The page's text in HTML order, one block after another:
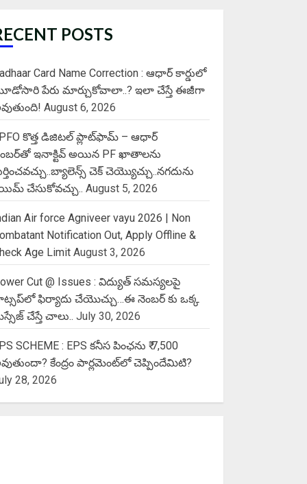
POSTS
Card Name Correction : ఆధార్ కార్డులో
పేరు మార్చుకోవాలా..? ఇలా చేస్తే ఈజీగా
August 6, 2026
కొత్త డిజిటల్ ప్లాట్‌ఫామ్‌ – ఆధార్
ఇనాక్టివ్ అయిన PF ఖాతాలను
చెక్ చెయ్యొచ్చు..నగదును
చేసుకోవచ్చు.. August 5, 2026
Air force Agniveer vayu 2026 | Non
Notification Out, Apply Offline &
Age Limit August 3, 2026
Cut @ Issues : విద్యుత్ సమస్యలపై
ఫిర్యాదు చేయొచ్చు…ఈ నెంబర్ కు ఒక్క
చేస్తే చాలు.. July 30, 2026
SCHEME : EPS కనీస పింఛను ₹ 7,500
కేంద్రం పార్లమెంట్‌లో చెప్పిందేమిటి?
28, 2026